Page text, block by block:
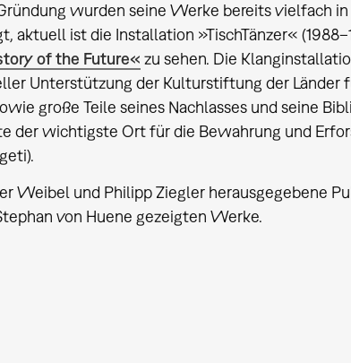
wurden seine Werke bereits vielfach in
aktuell ist die Installation »TischTänzer«
of the Future« zu sehen. Die
Unterstützung der Kulturstiftung der Länder
große Teile seines Nachlasses und seine
der wichtigste Ort für die Bewahrung und
Weibel und Philipp Ziegler herausgegebene
von Huene gezeigten Werke.